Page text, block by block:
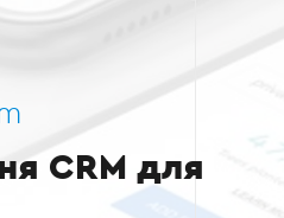
CRM для